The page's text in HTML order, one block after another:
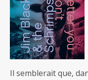
Il semblerait que,